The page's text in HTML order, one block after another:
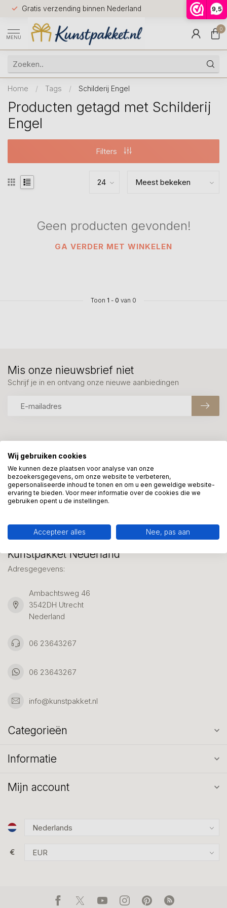
9,5
Gratis verzending binnen Nederland
Voor
huis
9.5
MENU
0
Home / Tags / Schilderij Engel
Producten getagd met Schilderij
Engel
Filters
Geen producten gevonden!
GA VERDER MET WINKELEN
Toon 1 - 0 van 0
We helpen graag met uw keuze of geven advies, bel of app
ons 7 dagen per week: 06-23643267
Klantenservice
Mis onze nieuwsbrief niet
Schrijf je in en ontvang onze nieuwe aanbiedingen
Kunstpakket Nederland
Adresgegevens:
Ambachtsweg 46
3542DH Utrecht
Nederland
06 23643267
06 23643267
info@kunstpakket.nl
Categorieën
Informatie
Mijn account
€
Wij gebruiken cookies
We kunnen deze plaatsen voor analyse van onze
bezoekersgegevens, om onze website te verbeteren,
gepersonaliseerde inhoud te tonen en om u een geweldige website-
ervaring te bieden. Voor meer informatie over de cookies die we
gebruiken opent u de instellingen.
Accepteer alles Nee, pas aan